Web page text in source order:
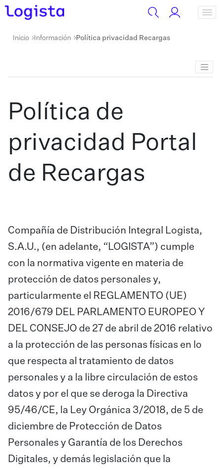
Inicio Información Política privacidad Recargas
Política de
privacidad Portal
de Recargas
Compañía de Distribución Integral Logista,
S.A.U., (en adelante, “LOGISTA”) cumple
con la normativa vigente en materia de
protección de datos personales y,
particularmente el REGLAMENTO (UE)
2016/679 DEL PARLAMENTO EUROPEO Y
DEL CONSEJO de 27 de abril de 2016 relativo
a la protección de las personas físicas en lo
que respecta al tratamiento de datos
personales y a la libre circulación de estos
datos y por el que se deroga la Directiva
95/46/CE, la Ley Orgánica 3/2018, de 5 de
diciembre de Protección de Datos
Personales y Garantía de los Derechos
Digitales, y demás legislación que la